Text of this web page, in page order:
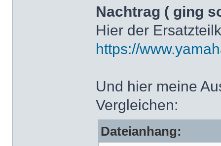
Nachtrag ( ging
Hier der
https://
Und hier meine
Vergleichen:
Dateianhang: